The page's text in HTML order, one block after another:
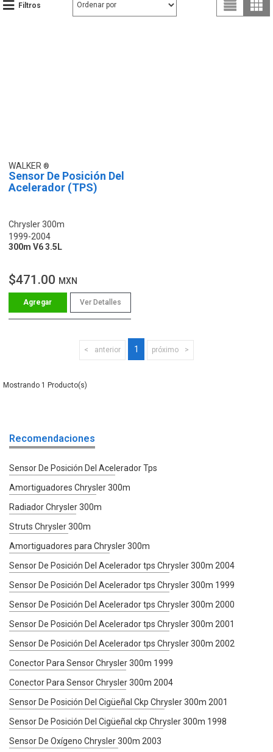
Filtros
WALKER
Sensor De Posición Del
Acelerador (TPS)
Chrysler 300m
1999-2004
300m V6 3.5L
$471.00 MXN
Ver Detalles
anterior 1 próximo
1
Recomendaciones
Sensor De Posición Del Acelerador Tps
Amortiguadores Chrysler 300m
Radiador Chrysler 300m
Struts Chrysler 300m
Amortiguadores para Chrysler 300m
Sensor De Posición Del Acelerador tps Chrysler 300m 2004
Sensor De Posición Del Acelerador tps Chrysler 300m 1999
Sensor De Posición Del Acelerador tps Chrysler 300m 2000
Sensor De Posición Del Acelerador tps Chrysler 300m 2001
Sensor De Posición Del Acelerador tps Chrysler 300m 2002
Conector Para Sensor Chrysler 300m 1999
Conector Para Sensor Chrysler 300m 2004
Sensor De Posición Del Cigüeñal Ckp Chrysler 300m 2001
Sensor De Posición Del Cigüeñal ckp Chrysler 300m 1998
Sensor De Oxígeno Chrysler 300m 2003